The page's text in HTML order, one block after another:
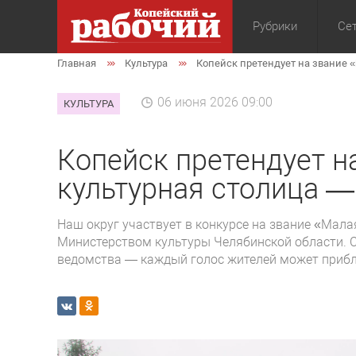
Рубрики
Общество
Главная Культура Копейск претендует на звание
КУЛЬТУРА 06 июня 2026 09:00
Копейск претендует
культурная столица
Наш округ участвует в конкурсе на звание
Министерством культуры Челябинской области.
ведомства — каждый голос жителей может